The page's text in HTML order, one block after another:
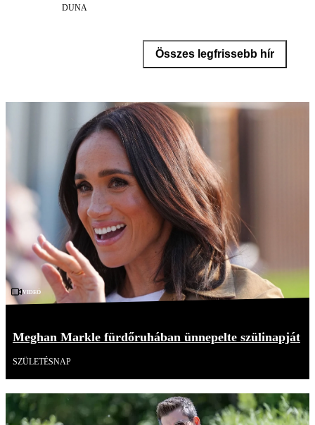
DUNA
Összes legfrissebb hír
Videó
Meghan Markle fürdőruhában ünnepelte szülinapját
SZÜLETÉSNAP